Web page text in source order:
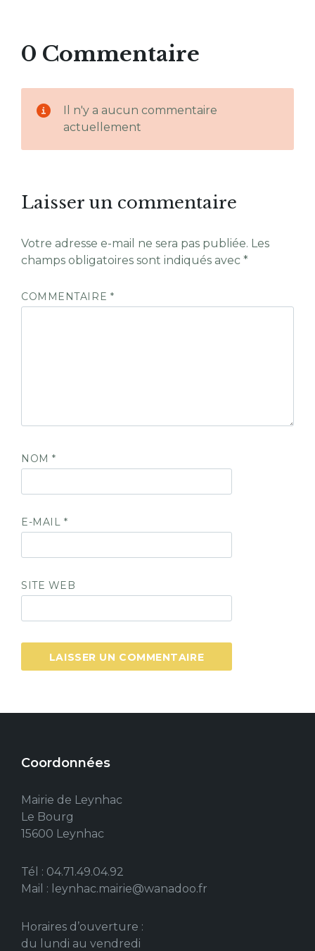
0 Commentaire
Il n'y a aucun commentaire
actuellement
Laisser un commentaire
Votre adresse e-mail ne sera pas publiée. Les
champs obligatoires sont indiqués avec *
COMMENTAIRE *
NOM*
E-MAIL *
SITE WEB
Coordonnées
Mairie de Leynhac
Le Bourg
15600 Leynhac
Tél : 04.71.49.04.92
Mail : leynhac.mairie@wanadoo.fr
Horaires d’ouverture :
du lundi au vendredi